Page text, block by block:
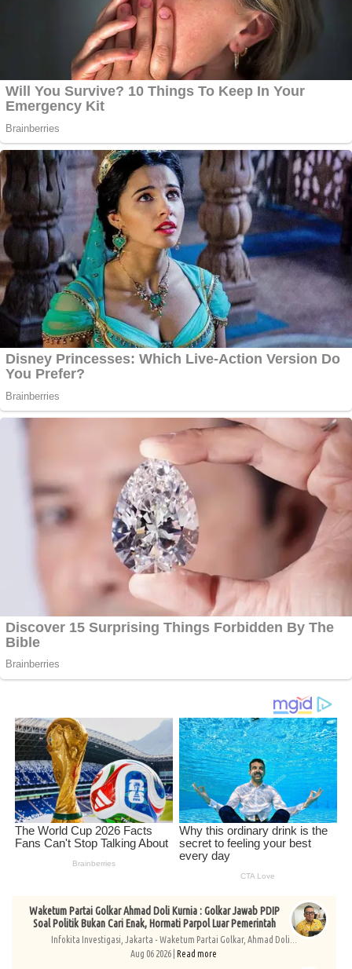
Waketum Partai Golkar Ahmad Doli Kurnia : Golkar Jawab PDIP
Soal Politik Bukan Cari Enak, Hormati Parpol Luar Pemerintah
Infokita Investigasi, Jakarta - Waketum Partai Golkar, Ahmad Doli...
Aug 06 2026 | Read more